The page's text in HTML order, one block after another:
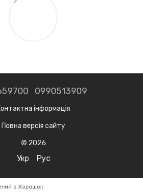
0990513909
інформація
Повна версія сайту
© 2026
Укр Рус
з Хорошоп